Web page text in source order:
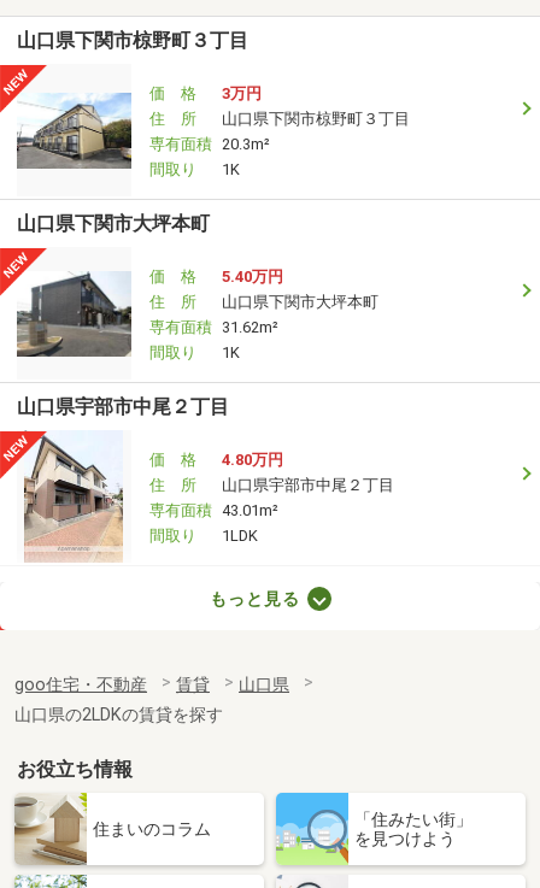
山口県下関市椋野町３丁目
価 格
3万円
住 所
山口県下関市椋野町３丁目
専有面積 20.3m²
間取り
1K
山口県下関市大坪本町
価 格
5.40万円
住 所
山口県下関市大坪本町
専有面積 31.62m²
間取り
1K
山口県宇部市中尾２丁目
価 格
4.80万円
住 所
山口県宇部市中尾２丁目
専有面積 43.01m²
間取り
1LDK
山口県下関市菊川町大字田部
専有面積
45.11m²
間取り
山口県防府市大字仁井令
価 格
4.75万円
山口県防府市大字仁井令
専有面積 45.72m²
もっと見る
goo住宅・不動産 賃貸
山口県
山口県の2LDKの賃貸を探す
お役立ち情報
住まいのコラム
「住みたい街」
を見つけよう